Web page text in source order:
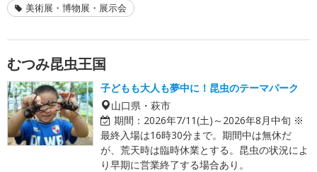
美術展・博物展・展示会
むつみ昆虫王国
子どもも大人も夢中に！昆虫のテーマパーク
山口県・萩市
期間： 2026年7/11(土)～2026年8月中旬 ※
最終入場は16時30分まで。期間中は無休だ
が、荒天時は臨時休業とする。昆虫の状況によ
り早期に営業終了する場合あり。